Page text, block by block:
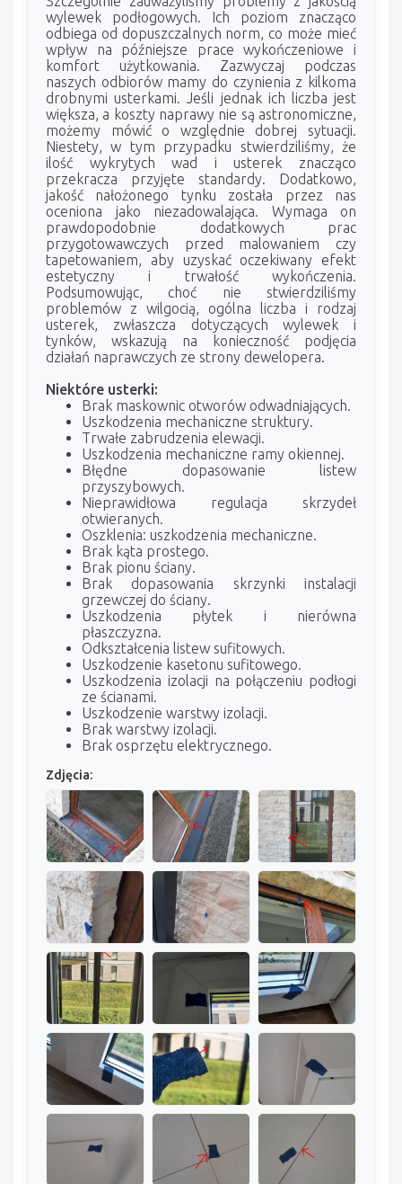
wylewek podłogowych. Ich poziom znacząco
odbiega od dopuszczalnych norm, co może mieć
wpływ na późniejsze prace wykończeniowe i
komfort użytkowania. Zazwyczaj podczas
naszych odbiorów mamy do czynienia z kilkoma
drobnymi usterkami. Jeśli jednak ich liczba jest
większa, a koszty naprawy nie są astronomiczne,
możemy mówić o względnie dobrej sytuacji.
Niestety, w tym przypadku stwierdziliśmy, że
ilość wykrytych wad i usterek znacząco
przekracza przyjęte standardy. Dodatkowo,
jakość nałożonego tynku została przez nas
oceniona jako niezadowalająca. Wymaga on
prawdopodobnie dodatkowych prac
przygotowawczych przed malowaniem czy
tapetowaniem, aby uzyskać oczekiwany efekt
estetyczny i trwałość wykończenia.
Podsumowując, choć nie stwierdziliśmy
problemów z wilgocią, ogólna liczba i rodzaj
usterek, zwłaszcza dotyczących wylewek i
tynków, wskazują na konieczność podjęcia
działań naprawczych ze strony dewelopera.
Niektóre usterki:
Brak maskownic otworów odwadniających.
Uszkodzenia mechaniczne struktury.
Trwałe zabrudzenia elewacji.
Uszkodzenia mechaniczne ramy okiennej.
Błędne dopasowanie listew
przyszybowych.
Nieprawidłowa regulacja skrzydeł
otwieranych.
Oszklenia: uszkodzenia mechaniczne.
Brak kąta prostego.
Brak pionu ściany.
Brak dopasowania skrzynki instalacji
grzewczej do ściany.
Uszkodzenia płytek i nierówna
płaszczyzna.
Odkształcenia listew sufitowych.
Uszkodzenie kasetonu sufitowego.
Uszkodzenia izolacji na połączeniu podłogi
ze ścianami.
Uszkodzenie warstwy izolacji.
Brak warstwy izolacji.
Brak osprzętu elektrycznego.
Zdjęcia: